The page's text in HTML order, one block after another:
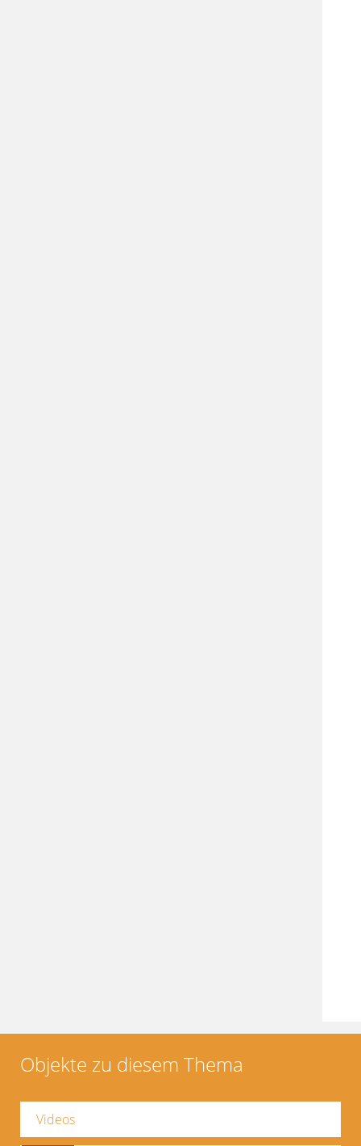
Objekte zu diesem Thema
Videos